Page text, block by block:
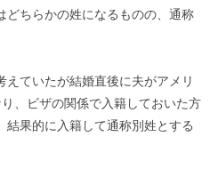
どちらかの姓になるものの、通称
ていたが結婚直後に夫がアメリ
、ビザの関係で入籍しておいた方
果的に入籍して通称別姓とする